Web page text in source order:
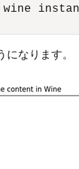
なります。